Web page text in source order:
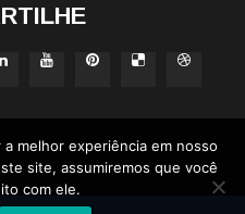
melhor experiência em nosso
site, assumiremos que você
com ele.